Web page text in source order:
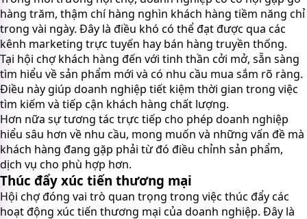
hàng trăm, thậm chí hàng nghìn khách hàng tiềm năng chỉ
trong vài ngày. Đây là điều khó có thể đạt được qua các
kênh marketing trực tuyến hay bán hàng truyền thống.
Tại hội chợ khách hàng đến với tinh thần cởi mở, sẵn sàng
tìm hiểu về sản phẩm mới và có nhu cầu mua sắm rõ ràng.
Điều này giúp doanh nghiệp tiết kiệm thời gian trong việc
tìm kiếm và tiếp cận khách hàng chất lượng.
Hơn nữa sự tương tác trực tiếp cho phép doanh nghiệp
hiểu sâu hơn về nhu cầu, mong muốn và những vấn đề mà
khách hàng đang gặp phải từ đó điều chỉnh sản phẩm,
dịch vụ cho phù hợp hơn.
Thúc đẩy xúc tiến thương mại
Hội chợ đóng vai trò quan trọng trong việc thúc đẩy các
hoạt động xúc tiến thương mại của doanh nghiệp. Đây là